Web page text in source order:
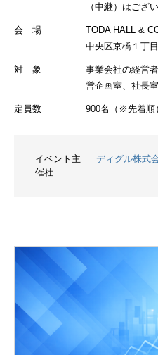
（中継）はござ
会 場
TODA HALL &
中央区京橋１丁
対 象
事業会社の経営
営企画室、社長
定員数 900名（※先着順
イベント主
催社
ディグル株式